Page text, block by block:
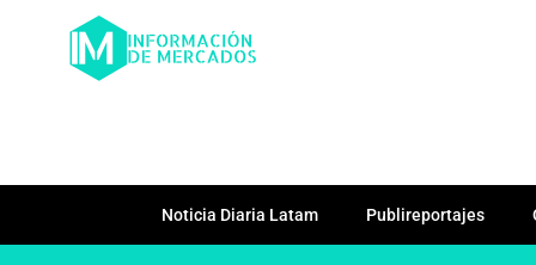
Noticia Diaria Latam Publireportajes